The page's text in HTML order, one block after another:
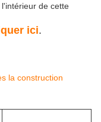
de cette
ici.